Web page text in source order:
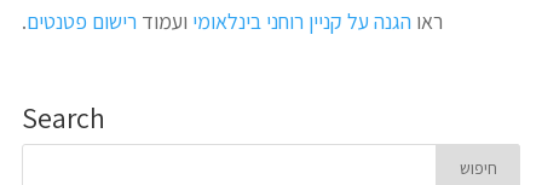
ראו הגנה על קניין רוחני בינלאומי ועמוד רישום פטנטים.
Search